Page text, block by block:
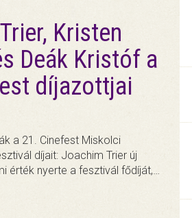
Kristen
Deák Kristóf a
díjazottjai
a 21. Cinefest Miskolci
díjait: Joachim Trier új
érték nyerte a fesztivál fődíját,…